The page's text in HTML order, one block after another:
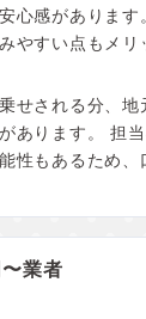
心感があります
やすい点もメリ
せされる分、地
あります。 担
性もあるため、
業者